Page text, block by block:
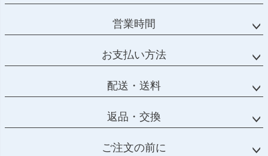
営業時間
お支払い方法
配送・送料
返品・交換
ご注文の前に